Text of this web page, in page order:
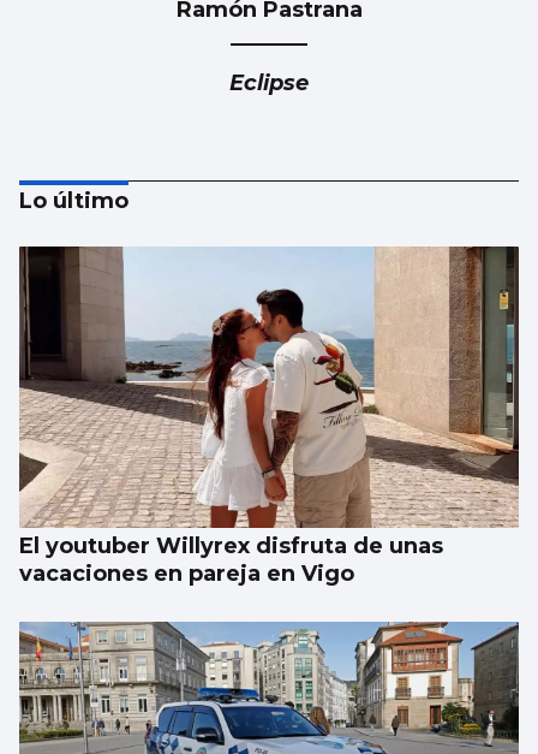
Ramón Pastrana
Eclipse
Francisco Peña
Se necesita un cambio de rumbo
Lo último
El youtuber Willyrex disfruta de unas
vacaciones en pareja en Vigo